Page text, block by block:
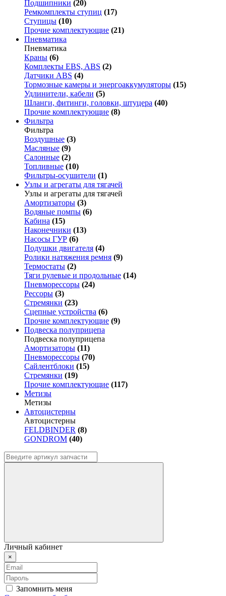
Подшипники (20)
Ремкомплекты ступиц (17)
Ступицы (10)
Прочие комплектующие (21)
Пневматика
Пневматика
Краны (6)
Комплекты EBS, ABS (2)
Датчики ABS (4)
Тормозные камеры и энергоаккумуляторы (15)
Удлинители, кабели (5)
Шланги, фитинги, головки, штуцера (40)
Прочие комплектующие (8)
Фильтра
Фильтра
Воздушные (3)
Масляные (9)
Салонные (2)
Топливные (10)
Фильтры-осушители (1)
Узлы и агрегаты для тягачей
Узлы и агрегаты для тягачей
Амортизаторы (3)
Водяные помпы (6)
Кабина (15)
Наконечники (13)
Насосы ГУР (6)
Подушки двигателя (4)
Ролики натяжения ремня (9)
Термостаты (2)
Тяги рулевые и продольные (14)
Пневморессоры (24)
Рессоры (3)
Стремянки (23)
Сцепные устройства (6)
Прочие комплектующие (9)
Подвеска полуприцепа
Подвеска полуприцепа
Амортизаторы (11)
Пневморессоры (70)
Сайлентблоки (15)
Стремянки (19)
Прочие комплектующие (117)
Метизы
Метизы
Автоцистерны
Автоцистерны
FELDBINDER (8)
GONDROM (40)
Личный кабинет
×
Запомнить меня